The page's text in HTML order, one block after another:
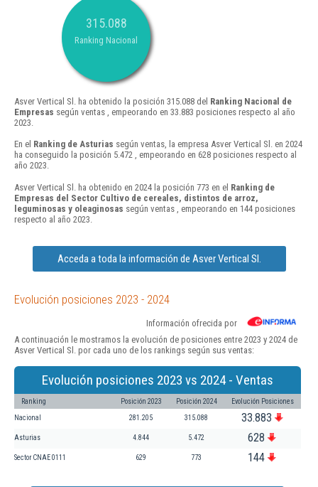
315.088
Ranking Nacional
Asver Vertical Sl. ha obtenido la posición 315.088 del Ranking Nacional de
Empresas según ventas , empeorando en 33.883 posiciones respecto al año
2023.
En el Ranking de Asturias según ventas, la empresa Asver Vertical Sl. en 2024
ha conseguido la posición 5.472 , empeorando en 628 posiciones respecto al
año 2023.
Asver Vertical Sl. ha obtenido en 2024 la posición 773 en el Ranking de
Empresas del Sector Cultivo de cereales, distintos de arroz,
leguminosas y oleaginosas según ventas , empeorando en 144 posiciones
respecto al año 2023.
Acceda a toda la información de Asver Vertical Sl.
Evolución posiciones 2023 - 2024
Información ofrecida por
A continuación le mostramos la evolución de posiciones entre 2023 y 2024 de
Asver Vertical Sl. por cada uno de los rankings según sus ventas:
Evolución posiciones 2023 vs 2024 - Ventas
Ranking Posición 2023 Posición 2024 Evolución Posiciones
Nacional 281.205 315.088 33.883
Asturias 4.844 5.472 628
Sector CNAE 0111 629 773 144